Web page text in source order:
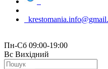
Пн-Сб 09:00-19:00
Вс Вихідний